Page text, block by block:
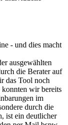
- und dies macht
ausgewählten
die Berater auf
das Tool noch
wir bereits
im
durch die
ist ein deutlicher